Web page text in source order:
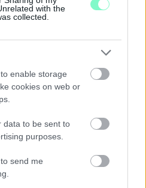
with the
collected.
enable storage
cookies on web or
data to be sent to
purposes.
send me
A HŐSÉG, DE MÉG
MÁR “CSAK”
hőségriasztást mérséklik, de